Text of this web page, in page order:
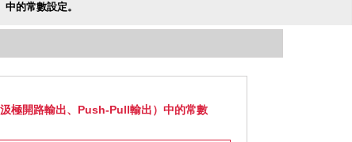
的常數設定。
極開路輸出、Push-Pull輸出）中的常數